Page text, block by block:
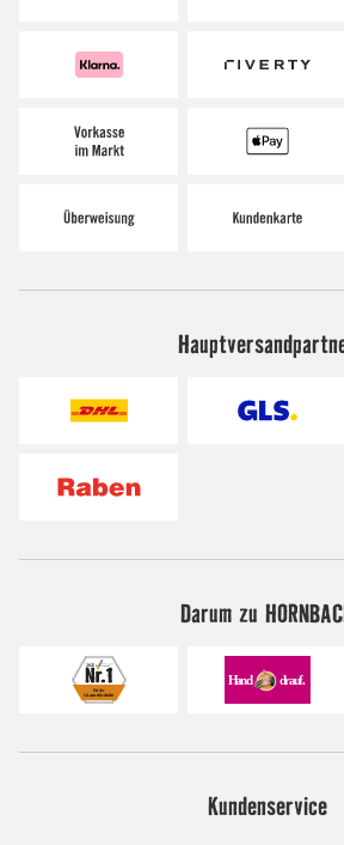
Darum zu
Kundenservice